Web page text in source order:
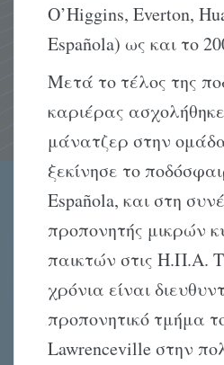
O’Higgins, Everton,
Española) ως και το
Μετά το τέλος της
καριέρας
μάνατζερ στην
ξεκίνησε το
Española, και στη
προπονητής μικρών
παικτών στις Η.Π.Α.
χρόνια είναι
προπονητικό τμήμα
Lawrenceville στην